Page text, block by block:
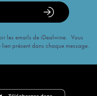
les emails de iDealwine. Vous
présent dans chaque message.